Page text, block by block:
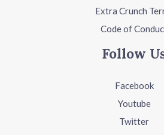
Extra Crunch
Code of
Follow
Facebook
Youtube
Twitter